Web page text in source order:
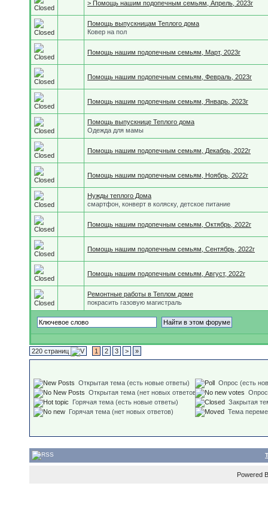
> Помощь нашим подопечным семьям, Апрель, 2023г
Помощь выпускницам Теплого дома
Ковер на пол
Помощь нашим подопечным семьям, Март, 2023г
Помощь нашим подопечным семьям, Февраль, 2023г
Помощь нашим подопечным семьям, Январь, 2023г
Помощь выпускнице Теплого дома
Одежда для мамы
Помощь нашим подопечным семьям, Декабрь, 2022г
Помощь нашим подопечным семьям, Ноябрь, 2022г
Нужды теплого Дома
смартфон, конверт в коляску, детское питание
Помощь нашим подопечным семьям, Октябрь, 2022г
Помощь нашим подопечным семьям, Сентябрь, 2022г
Помощь нашим подопечным семьям, Август, 2022г
Ремонтные работы в Теплом доме
покрасить газовую магистраль
220 страниц 1 2 3 > »
Открытая тема (есть новые ответы)
Открытая тема (нет новых ответов)
Горячая тема (есть новые ответы)
Горячая тема (нет новых ответов)
Опрос (есть
Опрос
Закрытая
Тема
Powered